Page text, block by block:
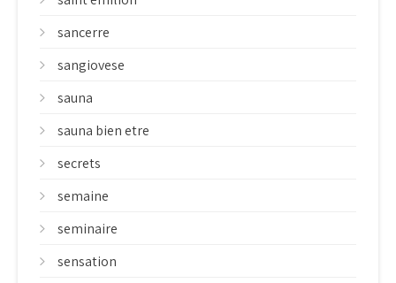
sancerre
sangiovese
sauna
sauna bien etre
secrets
semaine
seminaire
sensation